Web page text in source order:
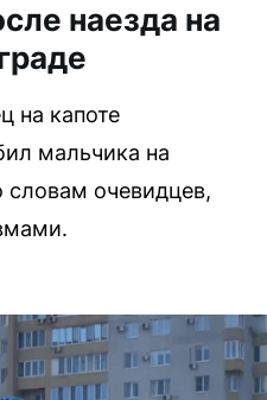
наезда на
на капоте
мальчика на
словам очевидцев,